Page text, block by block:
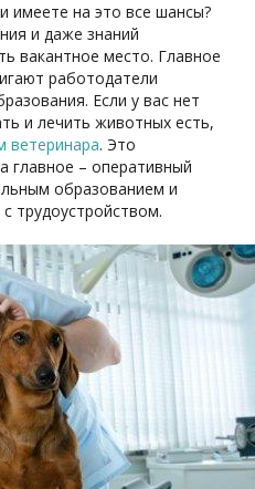
имеете на это все шансы?
и даже знаний
вакантное место. Главное
работодатели
Если у вас нет
и лечить животных есть,
ветеринара. Это
главное – оперативный
образованием и
трудоустройством.